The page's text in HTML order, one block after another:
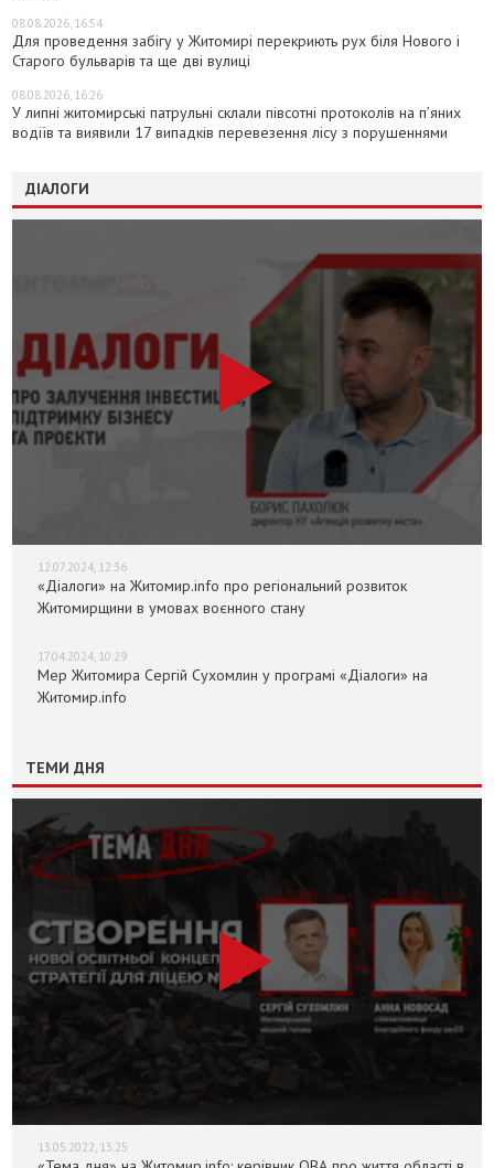
08.08.2026, 16:54
Для проведення забігу у Житомирі перекриють рух біля Нового і
Старого бульварів та ще дві вулиці
08.08.2026, 16:26
У липні житомирські патрульні склали півсотні протоколів на пʼяних
водіїв та виявили 17 випадків перевезення лісу з порушеннями
ДІАЛОГИ
12.07.2024, 12:36
«Діалоги» на Житомир.info про регіональний розвиток
Житомирщини в умовах воєнного стану
17.04.2024, 10:29
Мер Житомира Сергій Сухомлин у програмі «Діалоги» на
Житомир.info
ТЕМИ ДНЯ
13.05.2022, 13:25